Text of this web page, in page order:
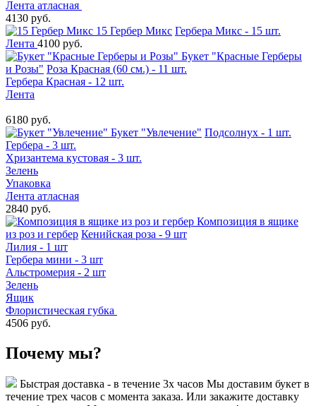
Лента атласная
4130 руб.
15 Гербер Микс Гербера Микс - 15 шт.
Лента 4100 руб.
Букет "Красные Герберы
и Розы" Роза Красная (60 см.) - 11 шт.
Гербера Красная - 12 шт.
Лента
6180 руб.
Букет "Увлечение" Подсолнух - 1 шт.
Гербера - 3 шт.
Хризантема кустовая - 3 шт.
Зелень
Упаковка
Лента атласная
2840 руб.
Композиция в ящике
из роз и гербер Кенийская роза - 9 шт
Лилия - 1 шт
Гербера мини - 3 шт
Альстромерия - 2 шт
Зелень
Ящик
Флористическая губка
4506 руб.
Почему мы?
Быстрая доставка - в течение 3х часов Мы доставим букет в
течение трех часов с момента заказа. Или закажите доставку